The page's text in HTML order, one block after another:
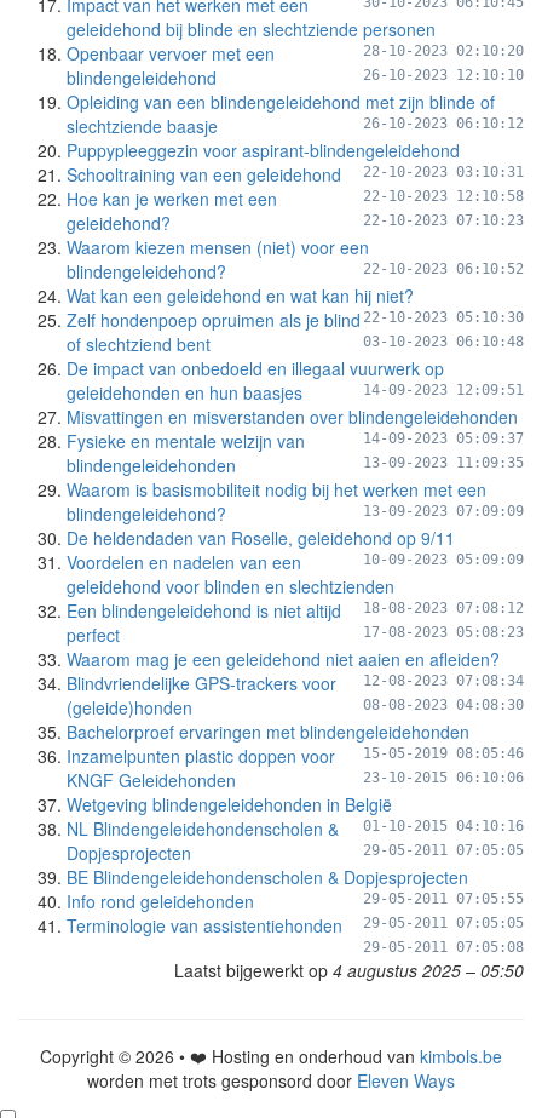
Impact van het werken met een
geleidehond bij blinde en slechtziende personen
28-10-2023 02:10:20
Openbaar vervoer met een
blindengeleidehond
26-10-2023 12:10:10
Opleiding van een blindengeleidehond met zijn blinde of
slechtziende baasje
26-10-2023 06:10:12
Puppypleeggezin voor aspirant-blindengeleidehond
22-10-2023 03:10:31
Schooltraining van een geleidehond
22-10-2023 12:10:58
Hoe kan je werken met een
geleidehond?
22-10-2023 07:10:23
Waarom kiezen mensen (niet) voor een
blindengeleidehond?
22-10-2023 06:10:52
Wat kan een geleidehond en wat kan hij niet?
22-10-2023 05:10:30
Zelf hondenpoep opruimen als je blind
of slechtziend bent
03-10-2023 06:10:48
De impact van onbedoeld en illegaal vuurwerk op
geleidehonden en hun baasjes
14-09-2023 12:09:51
Misvattingen en misverstanden over blindengeleidehonden
14-09-2023 05:09:37
Fysieke en mentale welzijn van
blindengeleidehonden
13-09-2023 11:09:35
Waarom is basismobiliteit nodig bij het werken met een
blindengeleidehond?
13-09-2023 07:09:09
De heldendaden van Roselle, geleidehond op 9/11
10-09-2023 05:09:09
Voordelen en nadelen van een
geleidehond voor blinden en slechtzienden
18-08-2023 07:08:12
Een blindengeleidehond is niet altijd
perfect
17-08-2023 05:08:23
Waarom mag je een geleidehond niet aaien en afleiden?
12-08-2023 07:08:34
Blindvriendelijke GPS-trackers voor
(geleide)honden
08-08-2023 04:08:30
Bachelorproef ervaringen met blindengeleidehonden
15-05-2019 08:05:46
Inzamelpunten plastic doppen voor
KNGF Geleidehonden
23-10-2015 06:10:06
Wetgeving blindengeleidehonden in België
01-10-2015 04:10:16
NL Blindengeleidehondenscholen &
Dopjesprojecten
29-05-2011 07:05:05
BE Blindengeleidehondenscholen & Dopjesprojecten
29-05-2011 07:05:55
Info rond geleidehonden
29-05-2011 07:05:05
Terminologie van assistentiehonden
29-05-2011 07:05:08
Laatst bijgewerkt op 4 augustus 2025 – 05:50
Copyright © 2026 • ❤️ Hosting en onderhoud van kimbols.be
worden met trots gesponsord door Eleven Ways